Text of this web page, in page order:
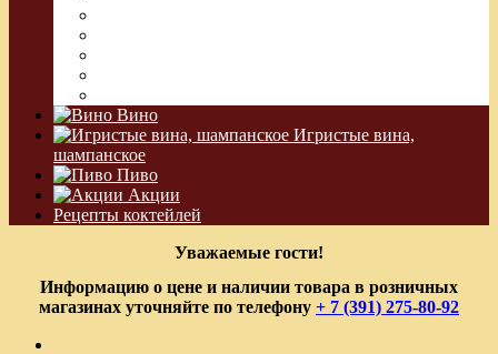
Вино
Игристые вина,
шампанское
Пиво
Акции
Рецепты коктейлей
Уважаемые гости!
Информацию о цене и наличии товара в розничных
магазинах уточняйте по телефону + 7 (391) 275-80-92